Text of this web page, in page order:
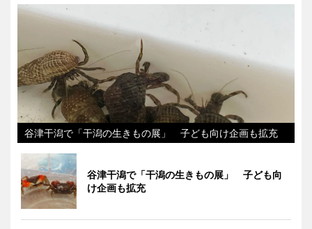
谷津干潟で「干潟の生きもの展」 子ども向け企画も拡充
谷津干潟で「干潟の生きもの展」 子ども向
け企画も拡充